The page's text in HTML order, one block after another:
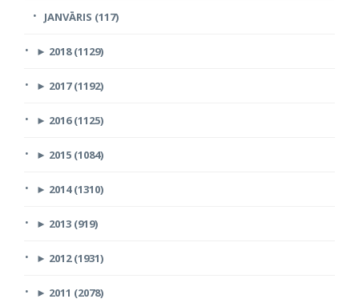
JANVĀRIS (117)
► 2018 (1129)
► 2017 (1192)
► 2016 (1125)
► 2015 (1084)
► 2014 (1310)
► 2013 (919)
► 2012 (1931)
► 2011 (2078)